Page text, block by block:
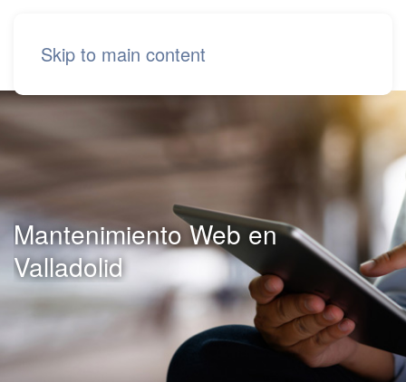
Skip to main content
Mantenimiento Web en
Valladolid